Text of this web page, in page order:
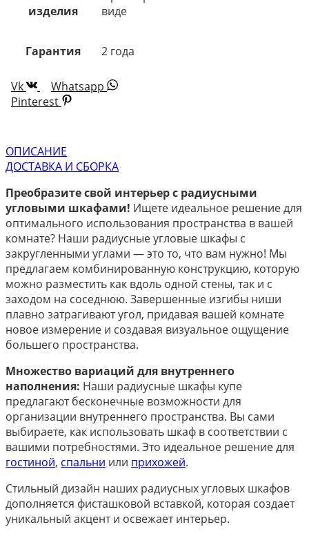
изделия
виде
Гарантия 2 года
Vk
Whatsapp
Pinterest
ОПИСАНИЕ
ДОСТАВКА И СБОРКА
Преобразите свой интерьер с радиусными
угловыми шкафами! Ищете идеальное решение для
оптимального использования пространства в вашей
комнате? Наши радиусные угловые шкафы с
закругленными углами — это то, что вам нужно! Мы
предлагаем комбинированную конструкцию, которую
можно разместить как вдоль одной стены, так и с
заходом на соседнюю. Завершенные изгибы ниши
плавно затрагивают угол, придавая вашей комнате
новое измерение и создавая визуальное ощущение
большего пространства.
Множество вариаций для внутреннего
наполнения: Наши радиусные шкафы купе
предлагают бесконечные возможности для
организации внутреннего пространства. Вы сами
выбираете, как использовать шкаф в соответствии с
вашими потребностями. Это идеальное решение для
гостиной, спальни или прихожей.
Стильный дизайн наших радиусных угловых шкафов
дополняется фисташковой вставкой, которая создает
уникальный акцент и освежает интерьер.